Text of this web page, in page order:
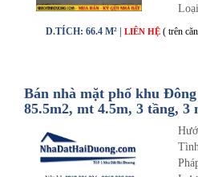
D.TÍCH: 66.4 M² | LIÊN HỆ ( trên
Bán nhà mặt phố khu
85.5m2, mt 4.5m, 3 tầng, 3